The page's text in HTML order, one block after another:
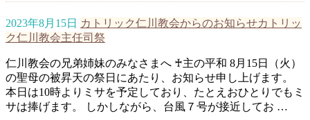
2023年8月15日 カトリック仁川教会からのお知らせカトリッ
ク仁川教会主任司祭
仁川教会の兄弟姉妹のみなさまへ ♰主の平和 8月15日（火）
の聖母の被昇天の祭日にあたり、お知らせ申し上げます。
本日は10時よりミサを予定しており、たとえおひとりでもミ
サは捧げます。 しかしながら、台風７号が接近してお …